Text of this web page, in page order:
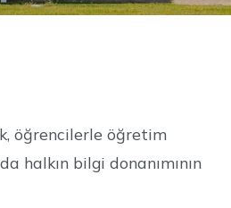
öğrencilerle öğretim
halkın bilgi donanımının